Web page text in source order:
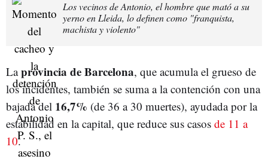
Los vecinos de Antonio, el hombre que mató a su
yerno en Lleida, lo definen como "franquista,
machista y violento"
Laprovincia de Barcelona, que acumula el grueso de
los incidentes, también se suma a la contención con una
bajada del 16,7% (de 36 a 30 muertes), ayudada por la
estabilidad en la capital, que reduce sus casos de 11 a
10.